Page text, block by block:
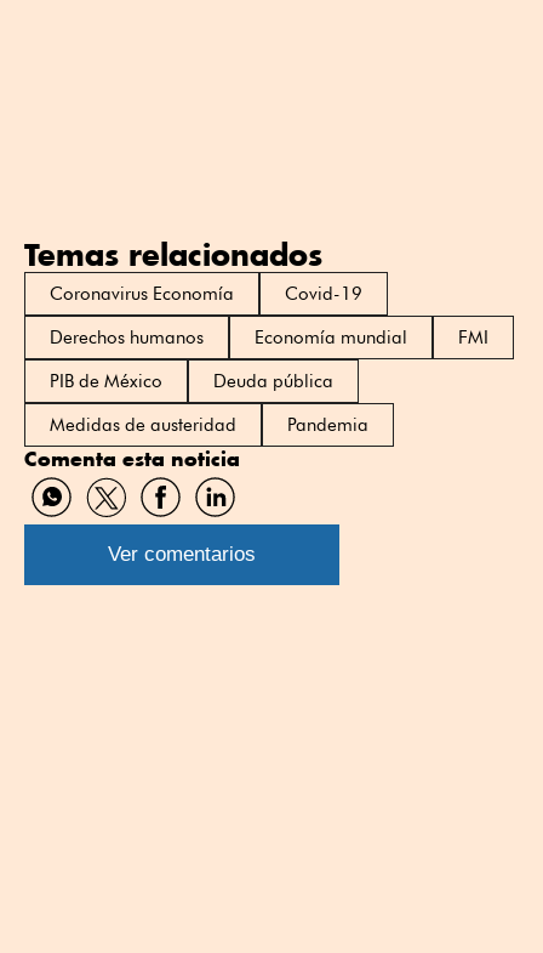
Temas relacionados
Coronavirus Economía
Covid-19
Derechos humanos
Economía mundial
FMI
PIB de México
Deuda pública
Medidas de austeridad
Pandemia
Comenta esta noticia
Compartir
por
WhatsApp
Compartir
por
Twitter
Compartir
por
Facebook
Compartir
por
Linkedin
Ver comentarios